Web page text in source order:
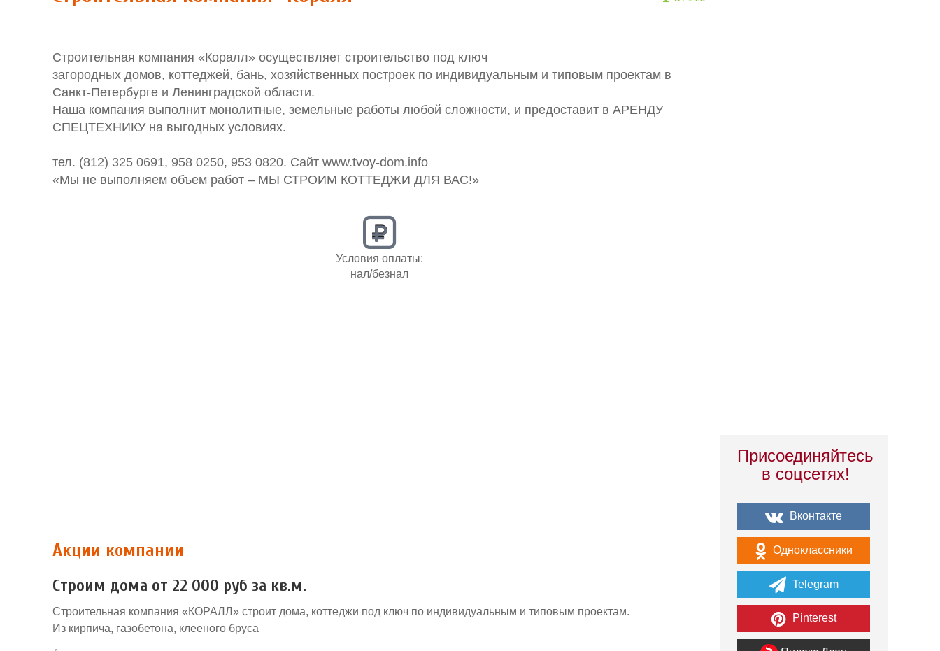
Строительная компания «Коралл» осуществляет строительство под ключ
загородных домов, коттеджей, бань, хозяйственных построек по индивидуальным и типовым проектам в
Санкт-Петербурге и Ленинградской области.
Наша компания выполнит монолитные, земельные работы любой сложности, и предоставит в АРЕНДУ
СПЕЦТЕХНИКУ на выгодных условиях.
тел. (812) 325 0691, 958 0250, 953 0820. Сайт www.tvoy-dom.info
«Мы не выполняем объем работ – МЫ СТРОИМ КОТТЕДЖИ ДЛЯ ВАС!»
Условия оплаты:
нал/безнал
Акции компании
Строим дома от 22 000 руб за кв.м.
Строительная компания «КОРАЛЛ» строит дома, коттеджи под ключ по индивидуальным и типовым проектам.
Из кирпича, газобетона, клееного бруса
Присоединяйтесь
в соцсетях!
Вконтакте
Одноклассники
Telegram
Pinterest